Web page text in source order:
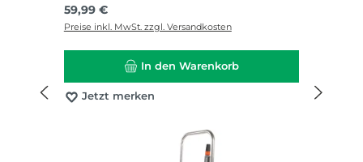
Regulärer Preis:
59,99 €
Preise inkl. MwSt. zzgl. Versandkosten
In den Warenkorb
Jetzt merken